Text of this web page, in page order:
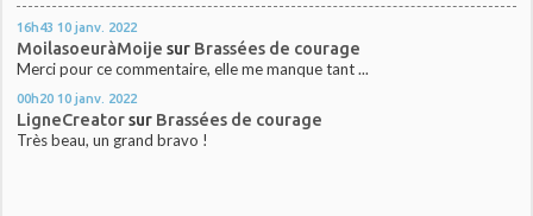
16h43 10 janv. 2022
MoilasoeuràMoije sur Brassées de courage
Merci pour ce commentaire, elle me manque tant ...
00h20 10 janv. 2022
LigneCreatorsur Brassées de courage
Très beau, un grand bravo !